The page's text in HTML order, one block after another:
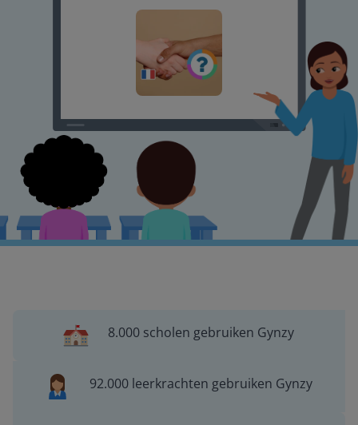
8.000 scholen gebruiken Gynzy
92.000 leerkrachten gebruiken Gynzy